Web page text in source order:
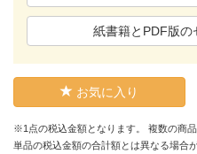
紙書籍とPDF版の
お気に入り
※1点の税込金額となります。 複数の商
単品の税込金額の合計額とは異なる場合